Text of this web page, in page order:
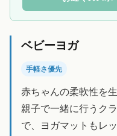
ベビーヨガ
手軽さ優先
赤ちゃんの柔軟性を
親子で一緒に行うク
で、ヨガマットもレ